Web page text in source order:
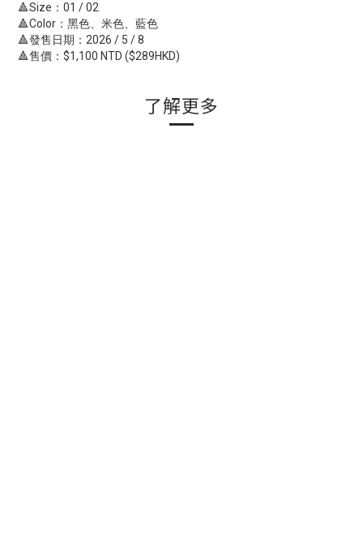
🔺Size：01 / 02
🔺Color：黑色、米色、藍色
🔺發售日期：2026 / 5 / 8
🔺售價：$1,100 NTD ($289HKD)
了解更多